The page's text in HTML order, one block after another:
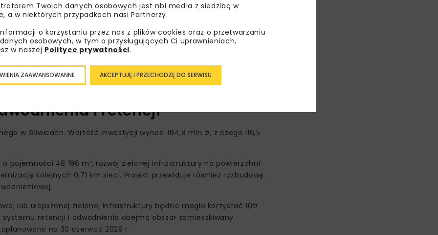
i retencji
w Gliwicach. Wartość inwestycji wynosi 184,8 mln zł, z czego 116,5
pojemności 48 196 m³, rozwój zielonej infrastruktury na powierzchni
kolejnych 0,71 km sieci. Projekt przewiduje również rozbudowę
lub ulepszonej zielonej infrastruktury będzie mogło korzystać 109
retencji i odwodnienia obejmą obszar zamieszkiwany
na 30 czerwca 2029 r.
Twoich danych osobowych jest nbi med!a z siedzibą w
a w niektórych przypadkach nasi Partnerzy.
o korzystaniu przez nas z plików cookies oraz o przetwarzaniu
osobowych, w tym o przysługujących Ci uprawnieniach,
w naszej Polityce prywatności.
AKCEPTUJĘ I PRZECHODZĘ DO SERWISU
ZAAWANSOWANNE